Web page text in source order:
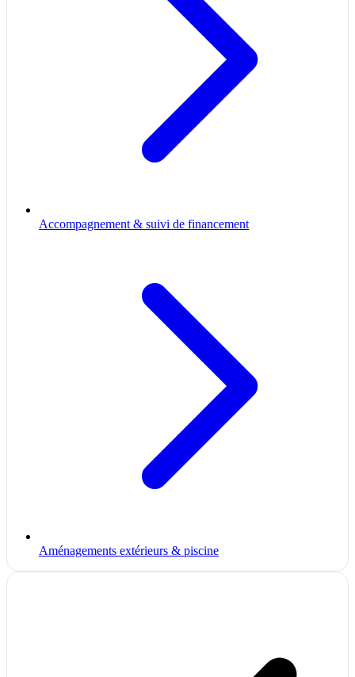
Accompagnement & suivi de financement
Aménagements extérieurs & piscine